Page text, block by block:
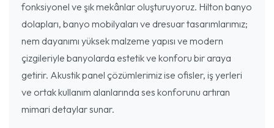
fonksiyonel ve şık mekânlar oluşturuyoruz. Hilton banyo
dolapları, banyo mobilyaları ve dresuar tasarımlarımız;
nem dayanımı yüksek malzeme yapısı ve modern
çizgileriyle banyolarda estetik ve konforu bir araya
getirir. Akustik panel çözümlerimiz ise ofisler, iş yerleri
ve ortak kullanım alanlarında ses konforunu artıran
mimari detaylar sunar.